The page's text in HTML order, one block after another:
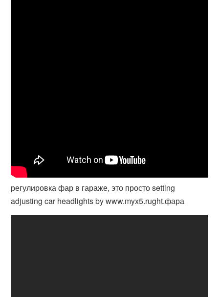
регулировка фар в гараже, это просто setting
adjusting car headlights by www.myx5.rught.фара